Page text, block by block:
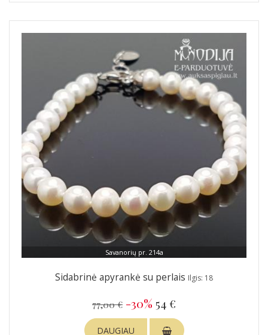
Savanorių pr. 214a
Sidabrinė apyrankė su perlais Ilgis: 18
77,00 € -30% 54 €
DAUGIAU